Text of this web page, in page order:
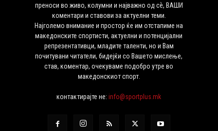
преноси во живо, колумни и најважно од сѐ, ВАШИ
коментари и ставови за актуелни теми.
Најголемо внимание и простор ќе им отстапиме на
македонските спортисти, актуелни и потенцијални
репрезентативци, младите таленти, но и Вам
почитувани читатели, бидејќи со Вашето мислење,
став, коментар, очекуваме подобро утре во
македонскиот спорт.
контактирајте не:info@sportplus.mk